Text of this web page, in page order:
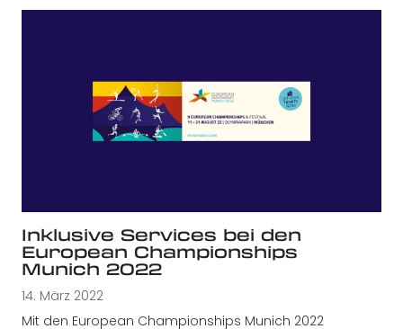
Inklusive Services bei den
European Championships
Munich 2022
14. März 2022
Mit den European Championships Munich 2022